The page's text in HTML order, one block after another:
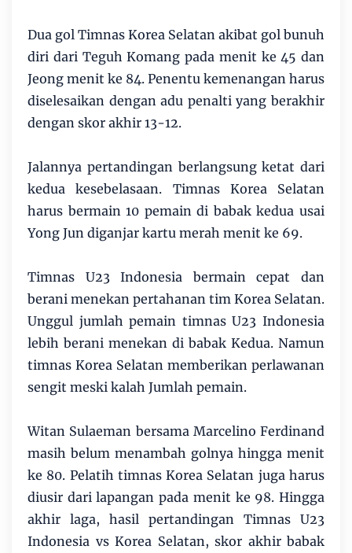
Dua gol Timnas Korea Selatan akibat gol bunuh
diri dari Teguh Komang pada menit ke 45 dan
Jeong menit ke 84. Penentu kemenangan harus
diselesaikan dengan adu penalti yang berakhir
dengan skor akhir 13-12.
Jalannya pertandingan berlangsung ketat dari
kedua kesebelasaan. Timnas Korea Selatan
harus bermain 10 pemain di babak kedua usai
Yong Jun diganjar kartu merah menit ke 69.
Timnas U23 Indonesia bermain cepat dan
berani menekan pertahanan tim Korea Selatan.
Unggul jumlah pemain timnas U23 Indonesia
lebih berani menekan di babak Kedua. Namun
timnas Korea Selatan memberikan perlawanan
sengit meski kalah Jumlah pemain.
Witan Sulaeman bersama Marcelino Ferdinand
masih belum menambah golnya hingga menit
ke 80. Pelatih timnas Korea Selatan juga harus
diusir dari lapangan pada menit ke 98. Hingga
akhir laga, hasil pertandingan Timnas U23
Indonesia vs Korea Selatan, skor akhir babak